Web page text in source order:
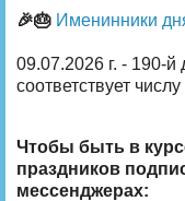
🎉🎂 Именинники
09.07.2026 г. - 190-й
соответствует числу
Чтобы быть в
праздников
мессенджерах: